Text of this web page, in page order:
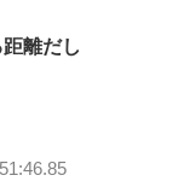
離だし